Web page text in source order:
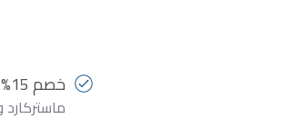
خصم 15%
ماستركارد